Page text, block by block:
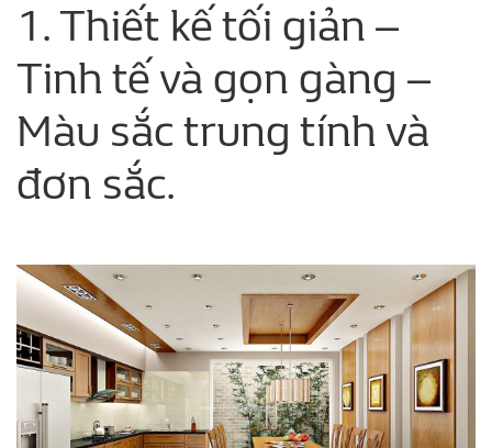
1. Thiết kế tối giản –
Tinh tế và gọn gàng –
Màu sắc trung tính và
đơn sắc.